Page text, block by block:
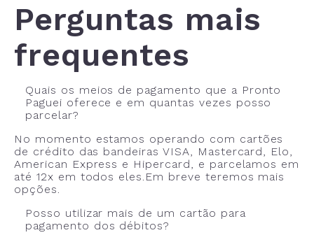
Perguntas mais
frequentes
Quais os meios de pagamento que a Pronto
Paguei oferece e em quantas vezes posso
parcelar?
No momento estamos operando com cartões
de crédito das bandeiras VISA, Mastercard, Elo,
American Express e Hipercard, e parcelamos em
até 12x em todos eles.Em breve teremos mais
opções.
Posso utilizar mais de um cartão para
pagamento dos débitos?